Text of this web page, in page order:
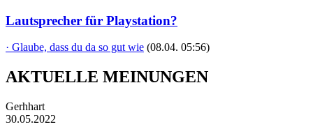
Lautsprecher für Playstation?
· Glaube, dass du da so gut wie (08.04. 05:56)
AKTUELLE MEINUNGEN
Gerhhart
30.05.2022